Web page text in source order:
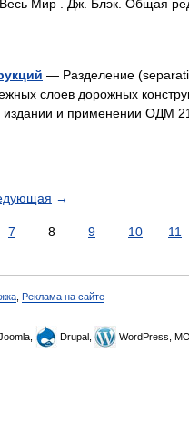
Мир . Дж. Блэк. Общая
— Разделение
слоев дорожных
и применении ОДМ
→
7 8 9 10 11
Реклама на сайте
Drupal, WordPress,